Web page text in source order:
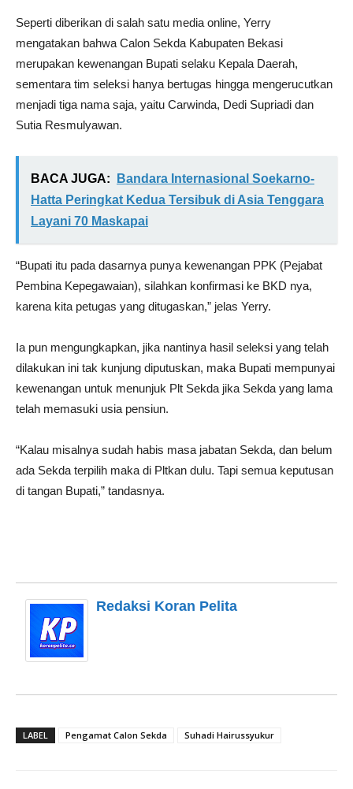
Seperti diberikan di salah satu media online, Yerry
mengatakan bahwa Calon Sekda Kabupaten Bekasi
merupakan kewenangan Bupati selaku Kepala Daerah,
sementara tim seleksi hanya bertugas hingga mengerucutkan
menjadi tiga nama saja, yaitu Carwinda, Dedi Supriadi dan
Sutia Resmulyawan.
BACA JUGA:
Bandara Internasional Soekarno-
Hatta Peringkat Kedua Tersibuk di Asia Tenggara
Layani 70 Maskapai
“Bupati itu pada dasarnya punya kewenangan PPK (Pejabat
Pembina Kepegawaian), silahkan konfirmasi ke BKD nya,
karena kita petugas yang ditugaskan,” jelas Yerry.
Ia pun mengungkapkan, jika nantinya hasil seleksi yang telah
dilakukan ini tak kunjung diputuskan, maka Bupati mempunyai
kewenangan untuk menunjuk Plt Sekda jika Sekda yang lama
telah memasuki usia pensiun.
“Kalau misalnya sudah habis masa jabatan Sekda, dan belum
ada Sekda terpilih maka di Pltkan dulu. Tapi semua keputusan
di tangan Bupati,” tandasnya.
Redaksi Koran Pelita
LABEL Pengamat Calon Sekda Suhadi Hairussyukur